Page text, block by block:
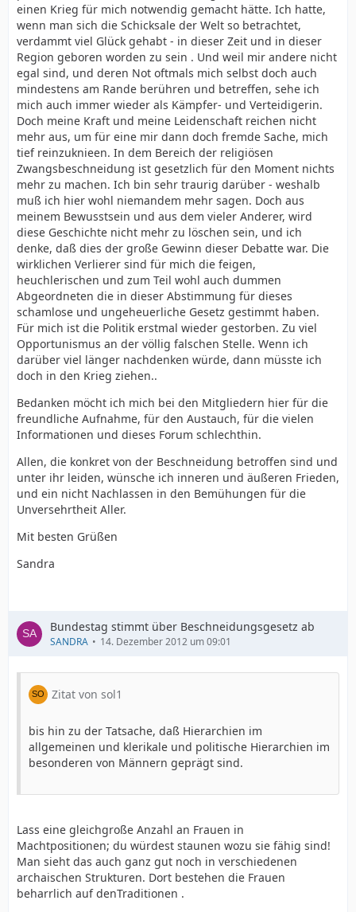
einen Krieg für mich notwendig gemacht hätte. Ich hatte,
wenn man sich die Schicksale der Welt so betrachtet,
verdammt viel Glück gehabt - in dieser Zeit und in dieser
Region geboren worden zu sein . Und weil mir andere nicht
egal sind, und deren Not oftmals mich selbst doch auch
mindestens am Rande berühren und betreffen, sehe ich
mich auch immer wieder als Kämpfer- und Verteidigerin.
Doch meine Kraft und meine Leidenschaft reichen nicht
mehr aus, um für eine mir dann doch fremde Sache, mich
tief reinzuknieen. In dem Bereich der religiösen
Zwangsbeschneidung ist gesetzlich für den Moment nichts
mehr zu machen. Ich bin sehr traurig darüber - weshalb
muß ich hier wohl niemandem mehr sagen. Doch aus
meinem Bewusstsein und aus dem vieler Anderer, wird
diese Geschichte nicht mehr zu löschen sein, und ich
denke, daß dies der große Gewinn dieser Debatte war. Die
wirklichen Verlierer sind für mich die feigen,
heuchlerischen und zum Teil wohl auch dummen
Abgeordneten die in dieser Abstimmung für dieses
schamlose und ungeheuerliche Gesetz gestimmt haben.
Für mich ist die Politik erstmal wieder gestorben. Zu viel
Opportunismus an der völlig falschen Stelle. Wenn ich
darüber viel länger nachdenken würde, dann müsste ich
doch in den Krieg ziehen..
Bedanken möcht ich mich bei den Mitgliedern hier für die
freundliche Aufnahme, für den Austauch, für die vielen
Informationen und dieses Forum schlechthin.
Allen, die konkret von der Beschneidung betroffen sind und
unter ihr leiden, wünsche ich inneren und äußeren Frieden,
und ein nicht Nachlassen in den Bemühungen für die
Unversehrtheit Aller.
Mit besten Grüßen
Sandra
Bundestag stimmt über Beschneidungsgesetz ab
SANDRA 14. Dezember 2012 um 09:01
Zitat von sol1
bis hin zu der Tatsache, daß Hierarchien im
allgemeinen und klerikale und politische Hierarchien im
besonderen von Männern geprägt sind.
Lass eine gleichgroße Anzahl an Frauen in
Machtpositionen; du würdest staunen wozu sie fähig sind!
Man sieht das auch ganz gut noch in verschiedenen
archaischen Strukturen. Dort bestehen die Frauen
beharrlich auf denTraditionen .